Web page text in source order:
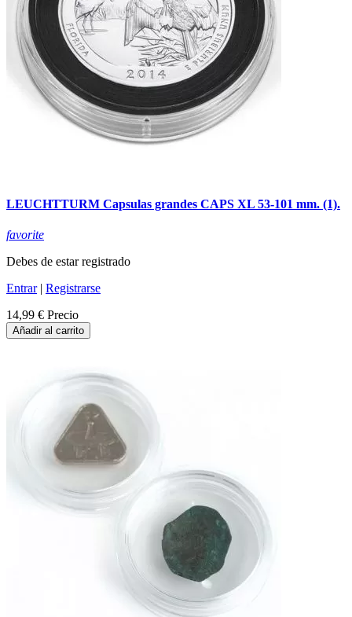
LEUCHTTURM Capsulas grandes CAPS XL 53-101 mm. (1).
favorite
Debes de estar registrado
Entrar| Registrarse
14,99 € Precio
Añadir al carrito